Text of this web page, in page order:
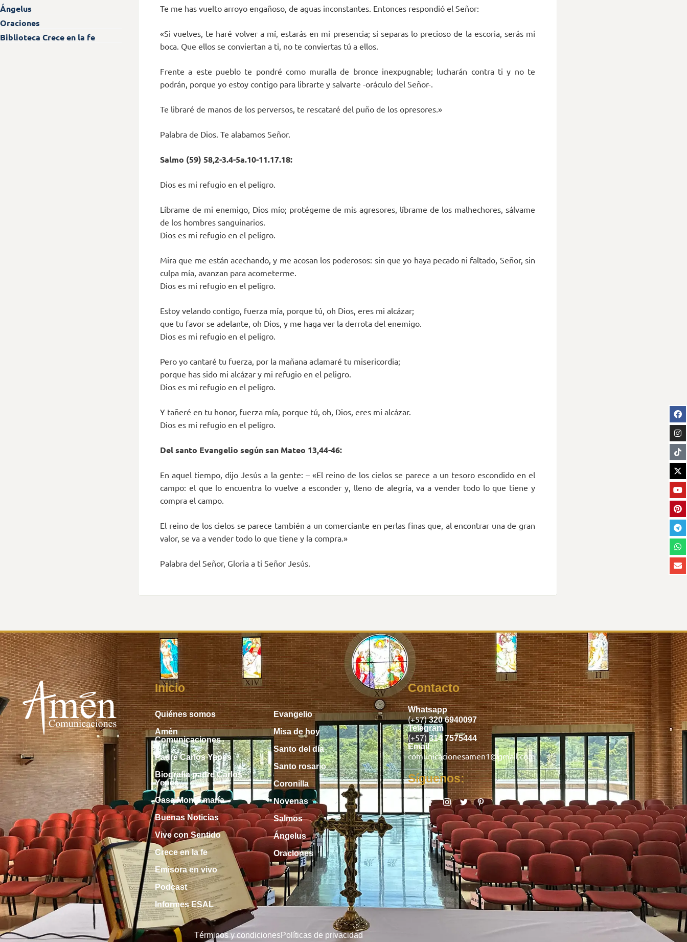
Ángelus
Oraciones
Biblioteca Crece en la fe
Te me has vuelto arroyo engañoso, de aguas inconstantes. Entonces respondió el Señor:
«Si vuelves, te haré volver a mí, estarás en mi presencia; si separas lo precioso de la escoria, serás mi
boca. Que ellos se conviertan a ti, no te conviertas tú a ellos.
Frente a este pueblo te pondré como muralla de bronce inexpugnable; lucharán contra ti y no te
podrán, porque yo estoy contigo para librarte y salvarte -oráculo del Señor-.
Te libraré de manos de los perversos, te rescataré del puño de los opresores.»
Palabra de Dios. Te alabamos Señor.
Salmo (59) 58,2-3.4-5a.10-11.17.18:
Dios es mi refugio en el peligro.
Líbrame de mi enemigo, Dios mío; protégeme de mis agresores, líbrame de los malhechores, sálvame
de los hombres sanguinarios.
Dios es mi refugio en el peligro.
Mira que me están acechando, y me acosan los poderosos: sin que yo haya pecado ni faltado, Señor, sin
culpa mía, avanzan para acometerme.
Dios es mi refugio en el peligro.
Estoy velando contigo, fuerza mía, porque tú, oh Dios, eres mi alcázar;
que tu favor se adelante, oh Dios, y me haga ver la derrota del enemigo.
Dios es mi refugio en el peligro.
Pero yo cantaré tu fuerza, por la mañana aclamaré tu misericordia;
porque has sido mi alcázar y mi refugio en el peligro.
Dios es mi refugio en el peligro.
Y tañeré en tu honor, fuerza mía, porque tú, oh, Dios, eres mi alcázar.
Dios es mi refugio en el peligro.
Del santo Evangelio según san Mateo 13,44-46:
En aquel tiempo, dijo Jesús a la gente: – «El reino de los cielos se parece a un tesoro escondido en el
campo: el que lo encuentra lo vuelve a esconder y, lleno de alegría, va a vender todo lo que tiene y
compra el campo.
El reino de los cielos se parece también a un comerciante en perlas finas que, al encontrar una de gran
valor, se va a vender todo lo que tiene y la compra.»
Palabra del Señor, Gloria a ti Señor Jesús.
Inicio
Quiénes somos
Amén
Comunicaciones
Padre Carlos Yepes
Biografía padre Carlos
Yepes
Casa Monte maría
Buenas Noticias
Vive con Sentido
Crece en la fe
Emisora en vivo
Podcast
Informes ESAL
Inicio
Evangelio
Misa de hoy
Santo del día
Santo rosario
Coronilla
Novenas
Salmos
Ángelus
Oraciones
Contacto
Whatsapp
(+57)320 6940097
Telegram
(+57)314 7575444
Email
comunicacionesamen1@gmail.com
Síguenos:
Términos y condicionesPolíticas de privacidad